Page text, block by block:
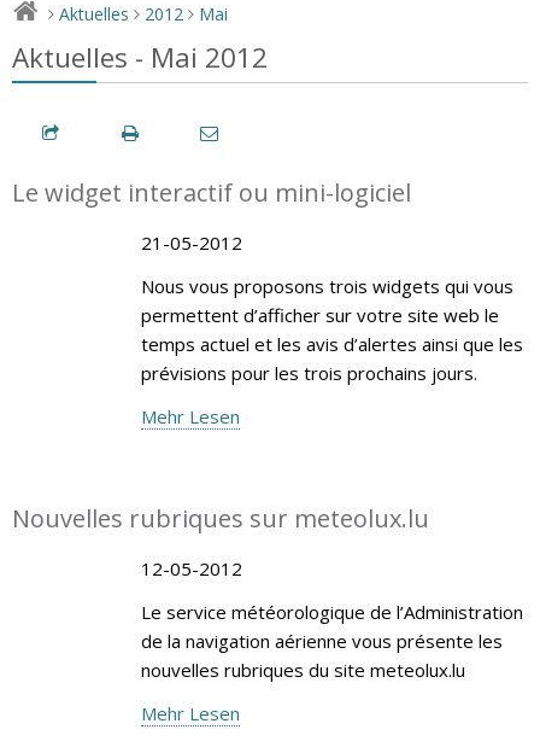
> Aktuelles > 2012 > Mai
Aktuelles - Mai 2012
Le widget interactif ou mini-logiciel
21-05-2012
Nous vous proposons trois widgets qui vous
permettent d’afficher sur votre site web le
temps actuel et les avis d’alertes ainsi que les
prévisions pour les trois prochains jours.
Mehr Lesen
Nouvelles rubriques sur meteolux.lu
12-05-2012
Le service météorologique de l’Administration
de la navigation aérienne vous présente les
nouvelles rubriques du site meteolux.lu
Mehr Lesen